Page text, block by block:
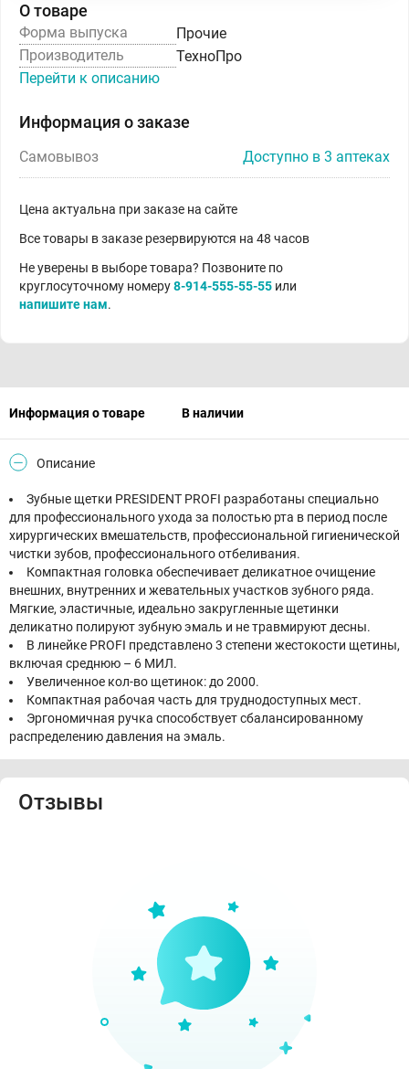
О товаре
Форма выпуска
Прочие
Производитель
ТехноПро
Перейти к описанию
Информация о заказе
Самовывоз Доступно в 3 аптеках
Цена актуальна при заказе на сайте
Все товары в заказе резервируются на 48 часов
Не уверены в выборе товара? Позвоните по
круглосуточному номеру8-914-555-55-55 или
напишите нам.
Информация о товаре В наличии
Описание
Зубные щетки PRESIDENT PROFI разработаны специально
для профессионального ухода за полостью рта в период после
хирургических вмешательств, профессиональной гигиенической
чистки зубов, профессионального отбеливания.
Компактная головка обеспечивает деликатное очищение
внешних, внутренних и жевательных участков зубного ряда.
Мягкие, эластичные, идеально закругленные щетинки
деликатно полируют зубную эмаль и не травмируют десны.
В линейке PROFI представлено 3 степени жестокости щетины,
включая среднюю – 6 МИЛ.
Увеличенное кол-во щетинок: до 2000.
Компактная рабочая часть для труднодоступных мест.
Эргономичная ручка способствует сбалансированному
распределению давления на эмаль.
Отзывы